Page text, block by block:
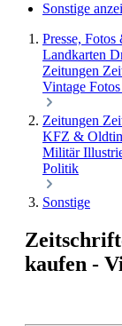
Sonstige
Presse,
Landkarten
Zeitungen
Vintage Fotos
Zeitungen
KFZ &
Militär
Politik
Sonstige
kaufen -